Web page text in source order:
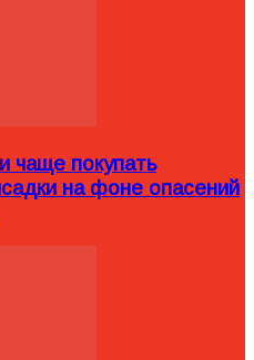
чаще покупать
на фоне опасений